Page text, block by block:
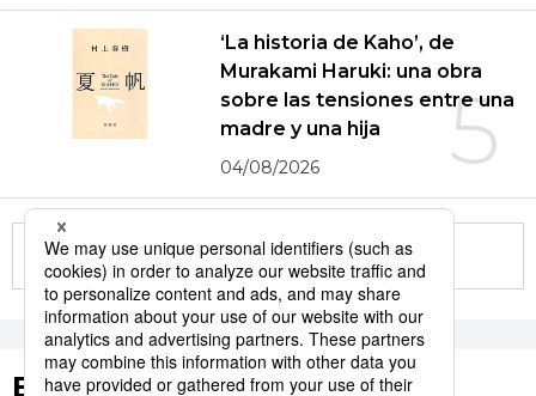
5
‘La historia de Kaho’, de
Murakami Haruki: una obra
sobre las tensiones entre una
madre y una hija
04/08/2026
More in this series
Etiquetas destacadas